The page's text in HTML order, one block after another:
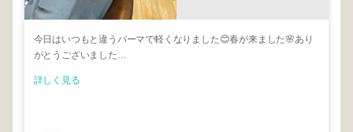
今日はいつもと違うパーマで軽くなりました😊春が来ました🌸あり
がとうございました…
詳しく見る